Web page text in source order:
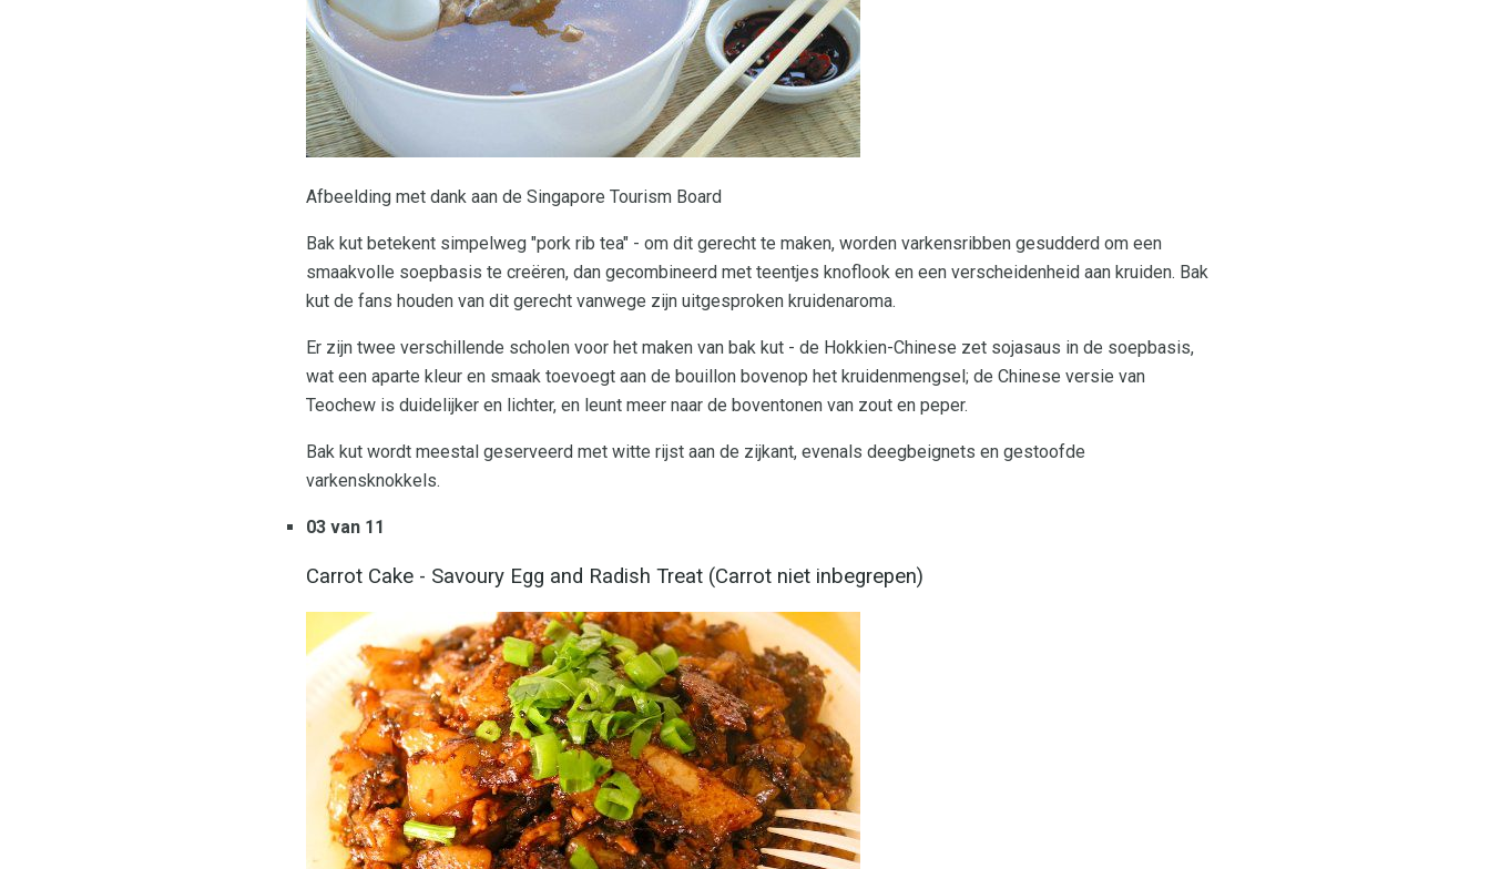
Afbeelding met dank aan de Singapore Tourism Board
Bak kut betekent simpelweg "pork rib tea" - om dit gerecht te maken, worden varkensribben gesudderd om een ​​
smaakvolle soepbasis te creëren, dan gecombineerd met teentjes knoflook en een verscheidenheid aan kruiden. Bak
kut de fans houden van dit gerecht vanwege zijn uitgesproken kruidenaroma.
Er zijn twee verschillende scholen voor het maken van bak kut - de Hokkien-Chinese zet sojasaus in de soepbasis,
wat een aparte kleur en smaak toevoegt aan de bouillon bovenop het kruidenmengsel; de Chinese versie van
Teochew is duidelijker en lichter, en leunt meer naar de boventonen van zout en peper.
Bak kut wordt meestal geserveerd met witte rijst aan de zijkant, evenals deegbeignets en gestoofde
varkensknokkels.
03 van 11
Carrot Cake - Savoury Egg and Radish Treat (Carrot niet inbegrepen)